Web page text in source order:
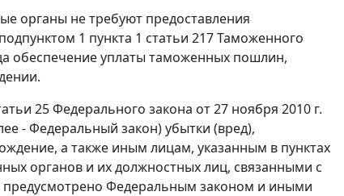
органы не требуют предоставления
1 пункта 1 статьи 217 Таможенного
обеспечение уплаты таможенных пошлин,
25 Федерального закона от 27 ноября 2010 г.
- Федеральный закон) убытки (вред),
а также иным лицам, указанным в пунктах
органов и их должностных лиц, связанными с
Федеральным законом и иными